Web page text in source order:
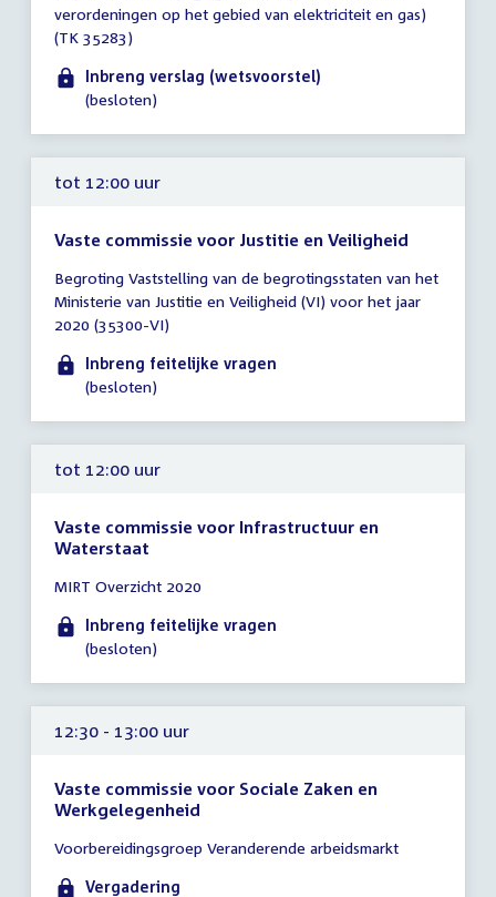
12:00
uur
verordeningen op het gebied van elektriciteit en gas)
(TK 35283)
Inbreng verslag (wetsvoorstel)
(besloten)
tot 12:00 uur
Vaste commissie voor Justitie en Veiligheid
vergadering
tot
12:00
uur
Begroting Vaststelling van de begrotingsstaten van het
Ministerie van Justitie en Veiligheid (VI) voor het jaar
2020 (35300-VI)
Inbreng feitelijke vragen
(besloten)
tot 12:00 uur
Vaste commissie voor Infrastructuur en
Waterstaat
vergadering
tot
12:00
MIRT Overzicht 2020
Inbreng feitelijke vragen
(besloten)
12:30 - 13:00 uur
Vaste commissie voor Sociale Zaken en
Werkgelegenheid
vergadering
12:30
Voorbereidingsgroep Veranderende arbeidsmarkt
Vergadering